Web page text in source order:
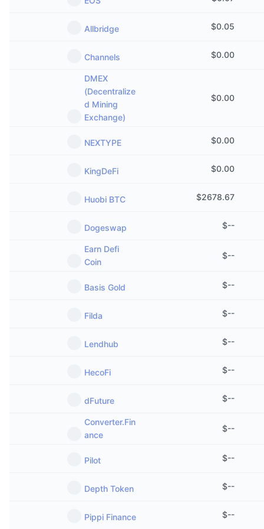
Lịch Sự kiện
Allbridge $0.05
Channels $0.00
DMEX
(Decentralize
d Mining
Exchange)
$0.00
NEXTYPE $0.00
KingDeFi $0.00
Huobi BTC $2678.67
Dogeswap $--
Earn Defi
Coin
$--
Basis Gold $--
Filda $--
Lendhub $--
HecoFi $--
dFuture $--
Converter.Fin
ance
$--
Pilot $--
Depth Token $--
Pippi Finance $--